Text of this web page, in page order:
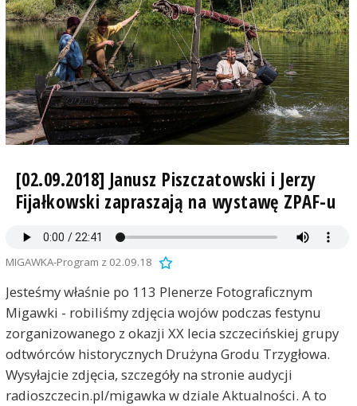
[02.09.2018] Janusz Piszczatowski i Jerzy
Fijałkowski zapraszają na wystawę ZPAF-u
MIGAWKA-Program z 02.09.18
Jesteśmy właśnie po 113 Plenerze Fotograficznym
Migawki - robiliśmy zdjęcia wojów podczas festynu
zorganizowanego z okazji XX lecia szczecińskiej grupy
odtwórców historycznych Drużyna Grodu Trzygłowa.
Wysyłajcie zdjęcia, szczegóły na stronie audycji
radioszczecin.pl/migawka w dziale Aktualności. A to